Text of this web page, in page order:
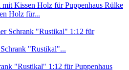
Rülke
Holz für...
"Rustikal"...